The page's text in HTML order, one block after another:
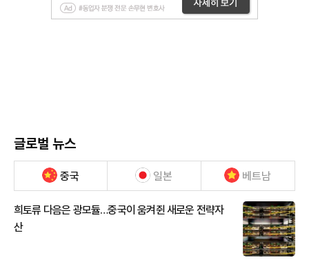
글로벌 뉴스
중국 일본 베트남
희토류 다음은 광모듈…중국이 움켜쥔 새로운 전략자
산